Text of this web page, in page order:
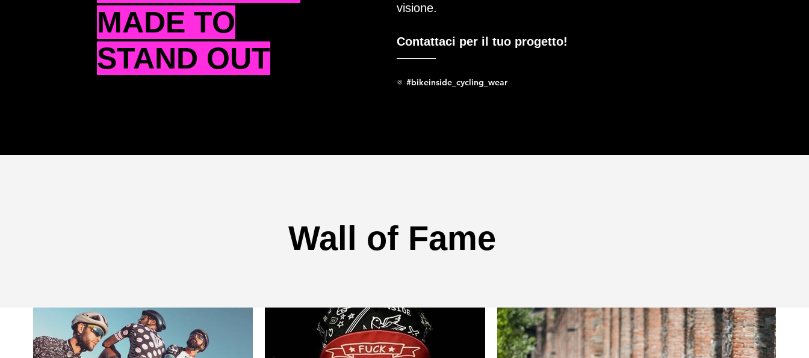
MADE TO
STAND OUT
visione.
Contattaci per il tuo progetto!
#bikeinside_cycling_wear
Wall of Fame